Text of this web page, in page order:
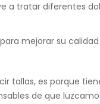
a tratar diferentes
mejorar su calidad
tallas, es porque
de que